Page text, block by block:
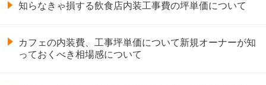
知らなきゃ損する飲食店内装工事費の坪単価について
カフェの内装費、工事坪単価について新規オーナーが知
っておくべき相場感について